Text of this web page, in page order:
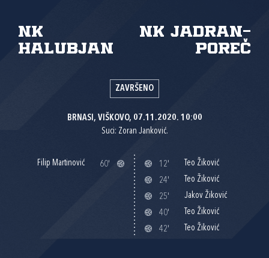
NK
Halubjan
NK Jadran-
Poreč
ZAVRŠENO
BRNASI, VIŠKOVO, 07.11.2020. 10:00
Suci: Zoran Janković.
Filip Martinović 60' 12'
Teo Žiković
24'
Teo Žiković
25'
Jakov Žiković
40'
Teo Žiković
42'
Teo Žiković